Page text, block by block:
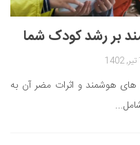
بر رشد کودک شما
های هوشمند و اثرات مضر آن به